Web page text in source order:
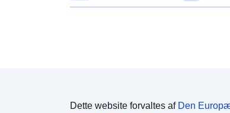
Dette website forvaltes af Den